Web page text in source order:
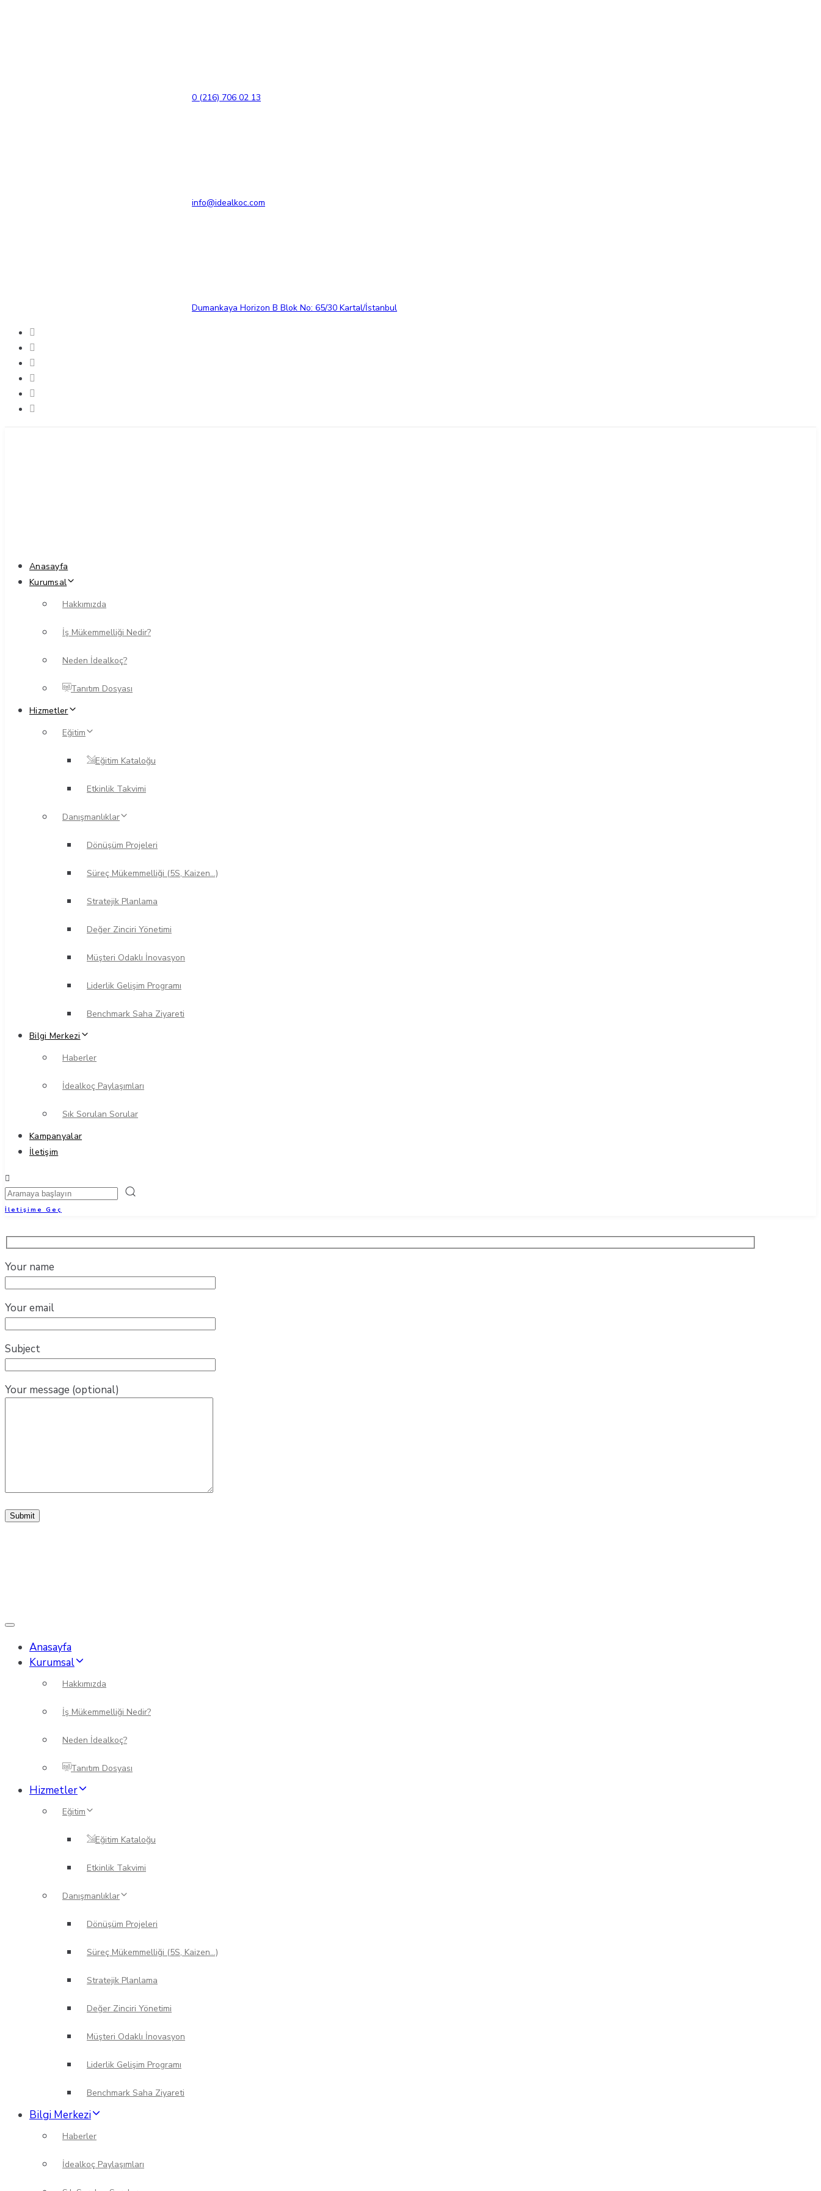
0 (216) 706 02 13
info@idealkoc.com
Dumankaya Horizon B Blok No: 65/30 Kartal/İstanbul
Anasayfa
Kurumsal
Hakkımızda
İş Mükemmelliği Nedir?
Neden İdealkoç?
Tanıtım Dosyası
Hizmetler
Eğitim
Eğitim Kataloğu
Etkinlik Takvimi
Danışmanlıklar
Dönüşüm Projeleri
Süreç Mükemmelliği (5S, Kaizen…)
Stratejik Planlama
Değer Zinciri Yönetimi
Müşteri Odaklı İnovasyon
Liderlik Gelişim Programı
Benchmark Saha Ziyareti
Bilgi Merkezi
Haberler
İdealkoç Paylaşımları
Sık Sorulan Sorular
Kampanyalar
İletişim
İletişime Geç
Your name
Your email
Subject
Your message (optional)
Toggle
Anasayfa
Kurumsal
Hakkımızda
İş Mükemmelliği Nedir?
Neden İdealkoç?
Tanıtım Dosyası
Hizmetler
Eğitim
Eğitim Kataloğu
Etkinlik Takvimi
Danışmanlıklar
Dönüşüm Projeleri
Süreç Mükemmelliği (5S, Kaizen…)
Stratejik Planlama
Değer Zinciri Yönetimi
Müşteri Odaklı İnovasyon
Liderlik Gelişim Programı
Benchmark Saha Ziyareti
Bilgi Merkezi
Haberler
İdealkoç Paylaşımları